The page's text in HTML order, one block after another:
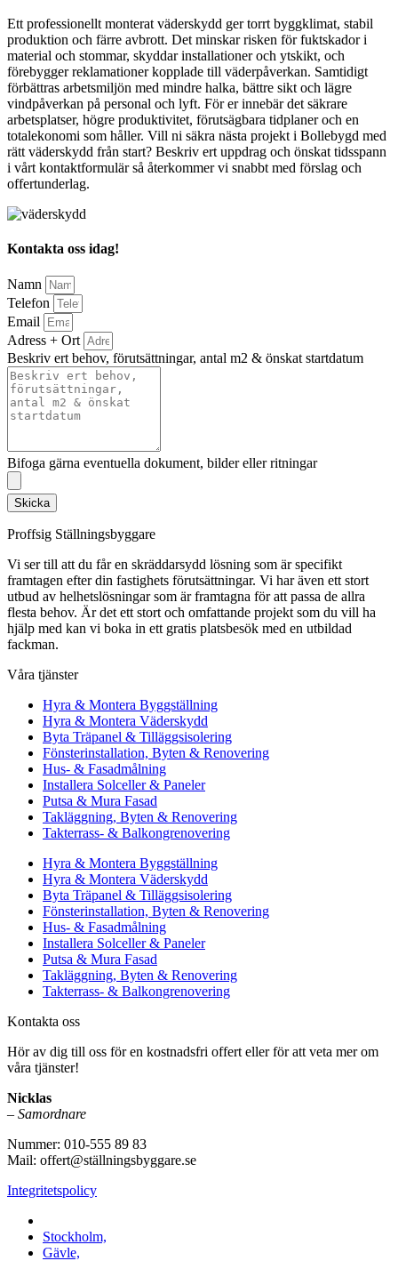
Ett professionellt monterat väderskydd ger torrt byggklimat, stabil
produktion och färre avbrott. Det minskar risken för fuktskador i
material och stommar, skyddar installationer och ytskikt, och
förebygger reklamationer kopplade till väderpåverkan. Samtidigt
förbättras arbetsmiljön med mindre halka, bättre sikt och lägre
vindpåverkan på personal och lyft. För er innebär det säkrare
arbetsplatser, högre produktivitet, förutsägbara tidplaner och en
totalekonomi som håller. Vill ni säkra nästa projekt i Bollebygd med
rätt väderskydd från start? Beskriv ert uppdrag och önskat tidsspann
i vårt kontaktformulär så återkommer vi snabbt med förslag och
offertunderlag.
Kontakta oss idag!
Namn
Telefon
Email
Adress + Ort
Beskriv ert behov, förutsättningar, antal m2 & önskat startdatum
Bifoga gärna eventuella dokument, bilder eller ritningar
Skicka
Proffsig Ställningsbyggare
Vi ser till att du får en skräddarsydd lösning som är specifikt
framtagen efter din fastighets förutsättningar. Vi har även ett stort
utbud av helhetslösningar som är framtagna för att passa de allra
flesta behov. Är det ett stort och omfattande projekt som du vill ha
hjälp med kan vi boka in ett gratis platsbesök med en utbildad
fackman.
Våra tjänster
Hyra & Montera Byggställning
Hyra & Montera Väderskydd
Byta Träpanel & Tilläggsisolering
Fönsterinstallation, Byten & Renovering
Hus- & Fasadmålning
Installera Solceller & Paneler
Putsa & Mura Fasad
Takläggning, Byten & Renovering
Takterrass- & Balkongrenovering
Hyra & Montera Byggställning
Hyra & Montera Väderskydd
Byta Träpanel & Tilläggsisolering
Fönsterinstallation, Byten & Renovering
Hus- & Fasadmålning
Installera Solceller & Paneler
Putsa & Mura Fasad
Takläggning, Byten & Renovering
Takterrass- & Balkongrenovering
Kontakta oss
Hör av dig till oss för en kostnadsfri offert eller för att veta mer om
våra tjänster!
Nicklas
– Samordnare
Nummer: 010-555 89 83
Mail: offert@ställningsbyggare.se
Integritetspolicy
Stockholm,
Gävle,